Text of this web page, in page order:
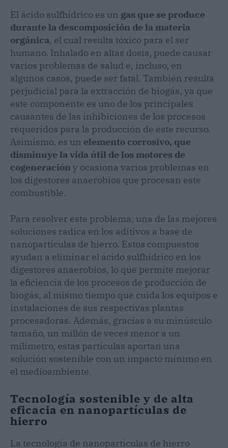
El ácido sulfhídrico es un gas que se produce
durante la descomposición de la materia
orgánica, el cual resulta tóxico para el ser
humano. Inhalado en altas dosis, puede causar
varios problemas de salud e, incluso, en
algunos casos, puede ser fatal. También resulta
perjudicial para la extracción de biogás, ya que
este componente es uno de los principales
causantes de las inhibiciones de los procesos
requeridos para la producción de este recurso.
Asimismo, es un elemento corrosivo, que
disminuye la vida útil de los motores de
cogeneración y ocasiona varios problemas en
los digestores anaerobios que procesan este
combustible.
Para resolver este problema, una de las mejores
soluciones radica en los aditivos a base de
nanopartículas de hierro. Estos compuestos
ayudan a eliminar el ácido sulfhídrico en los
digestores anaerobios, lo que permite mejorar
la eficiencia de los procesos de producción de
biogás, al mismo tiempo que cuida los equipos e
instalaciones de sus respectivas plantas
procesadoras. Además, gracias a su minúsculo
tamaño, un millón de veces menor a un
milímetro, estas partículas aportan una
solución sostenible con un impacto mínimo en
el medioambiente.
Tecnología sostenible y de alta
eficacia en nanopartículas de
hierro
La tecnología de nanopartículas de hierro